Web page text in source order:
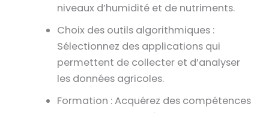
niveaux d’humidité et de nutriments.
Choix des outils algorithmiques :
Sélectionnez des applications qui
permettent de collecter et d’analyser
les données agricoles.
Formation : Acquérez des compétences